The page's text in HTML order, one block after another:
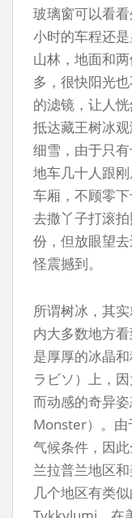
玻璃窗可以看
小时的车程还
山林，地面和
多，很快阳光
的滤镜，让人
抵达藏王树冰
细雪，由于只
地车几十人跟
车厢，不顾零
去撒丫子打滚
份，但放眼望
怪震撼到。
所谓树冰，其
内大多数地方
是厚厚的冰晶
ラビソ）上，
而动感的奇异
Monster）。由
气候条件，因
兰拉普兰地区
几个地区有类